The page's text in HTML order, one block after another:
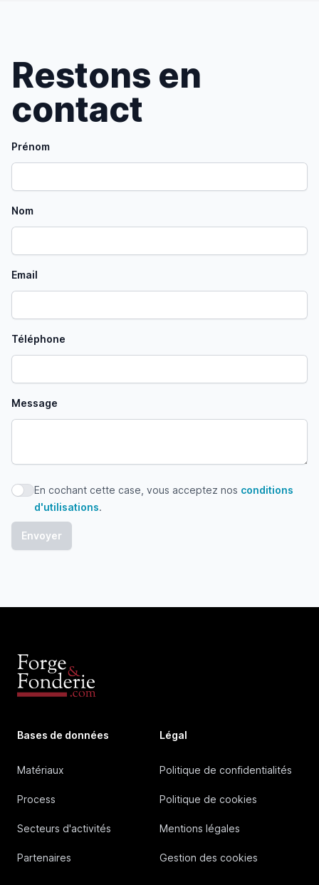
Restons en
contact
Prénom
Nom
Email
Téléphone
Message
En cochant cette case, vous acceptez nos conditions
En cochant cette case, vous acceptez nos conditions
d'utilisations.
Bases de données
Matériaux
Process
Secteurs d'activités
Partenaires
Légal
Politique de confidentialités
Politique de cookies
Mentions légales
Gestion des cookies